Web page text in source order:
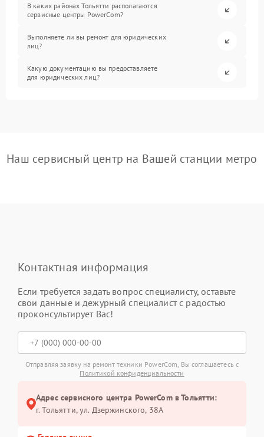
В каких районах Тольятти располагаются
сервисные центры PowerCom?
Выполняете ли вы ремонт для юридических
лиц?
Какую документацию вы предоставляете
для юридических лиц?
Наш сервисный центр на Вашей станции метро
Контактная информация
Если требуется задать вопрос специалисту, оставьте
свои данные и дежурный специалист с радостью
проконсультирует Вас!
Отправляя заявку на ремонт техники PowerCom, Вы соглашаетесь с
Политикой конфиденциальности
Адрес сервисного центра PowerCom в Тольятти:
г. Тольятти, ул. Дзержинского, 38А